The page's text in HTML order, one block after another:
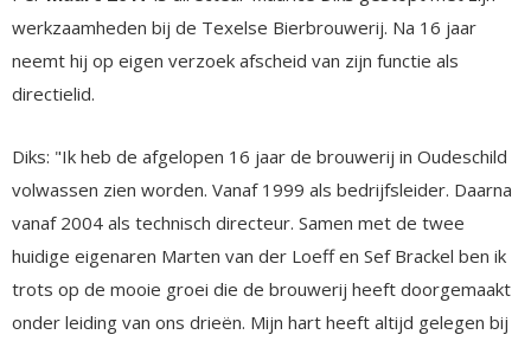
werkzaamheden bij de Texelse Bierbrouwerij. Na 16 jaar
neemt hij op eigen verzoek afscheid van zijn functie als
directielid.
Diks: "Ik heb de afgelopen 16 jaar de brouwerij in Oudeschild
volwassen zien worden. Vanaf 1999 als bedrijfsleider. Daarna
vanaf 2004 als technisch directeur. Samen met de twee
huidige eigenaren Marten van der Loeff en Sef Brackel ben ik
trots op de mooie groei die de brouwerij heeft doorgemaakt
onder leiding van ons drieën. Mijn hart heeft altijd gelegen bij